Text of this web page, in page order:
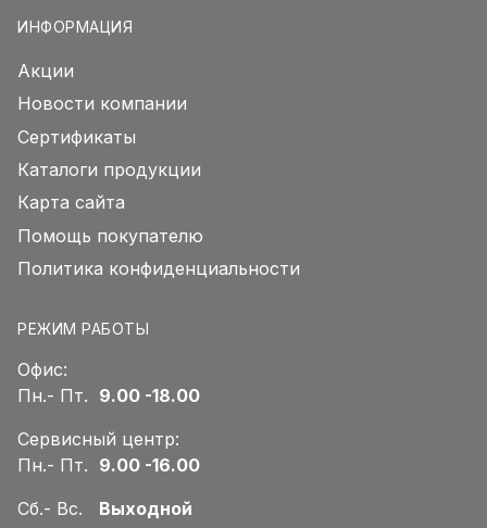
ИНФОРМАЦИЯ
Акции
Новости компании
Сертификаты
Каталоги продукции
Карта сайта
Помощь покупателю
Политика конфиденциальности
РЕЖИМ РАБОТЫ
Офис:
Пн.- Пт. 9.00 -18.00
Сервисный центр:
Пн.- Пт. 9.00 -16.00
Сб.- Вс. Выходной